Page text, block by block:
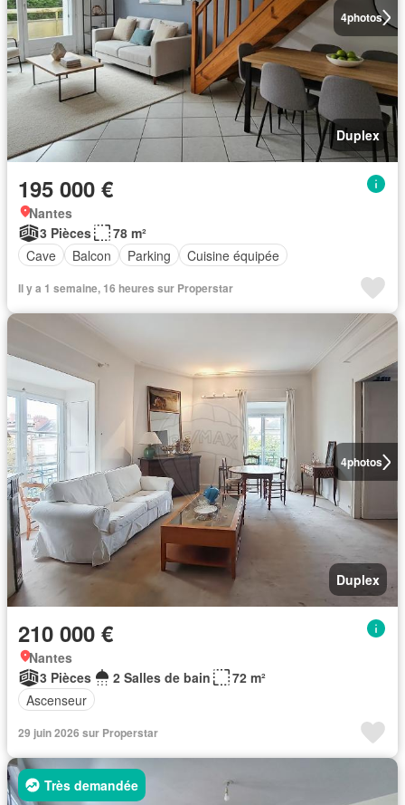
4photos
Duplex
195 000 €
Nantes
3 Pièces
78 m²
Cave
Balcon Parking Cuisine équipée
Il y a 1 semaine, 16 heures sur Properstar
4photos
Duplex
210 000 €
Nantes
3 Pièces
2 Salles de bain
72 m²
Ascenseur
29 juin 2026 sur Properstar
Très demandée